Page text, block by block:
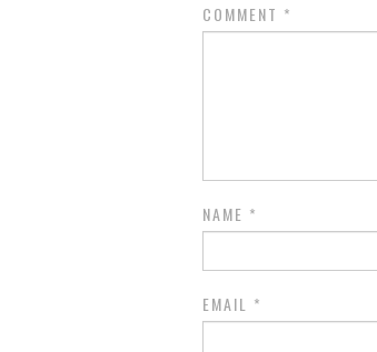
COMMENT *
NAME *
EMAIL *